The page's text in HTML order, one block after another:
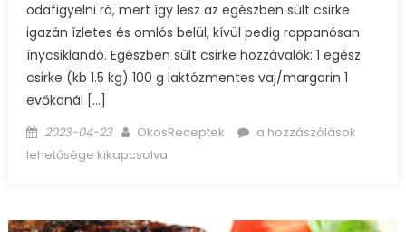
odafigyelni rá, mert így lesz az egészben sült csirke
igazán ízletes és omlós belül, kívül pedig roppanósan
ínycsiklandó. Egészben sült csirke hozzávalók: 1 egész
csirke (kb 1.5 kg) 100 g laktózmentes vaj/margarin 1
evőkanál […]
Posted
on
2023-04-23 Author
OkosReceptek
Egészben
a hozzászólások
lehetősége kikapcsolva